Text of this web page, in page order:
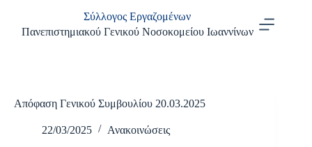
περιεχόμενο
Σύλλογος Εργαζομένων
Πανεπιστημιακού Γενικού Νοσοκομείου Ιωαννίνων
Απόφαση Γενικού Συμβουλίου 20.03.2025
22/03/2025 Ανακοινώσεις